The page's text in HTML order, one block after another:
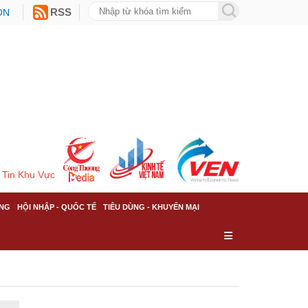
RSS
Tin Khu Vực
HỘI NHẬP - QUỐC TẾ TIÊU DÙNG - KHUYẾN MẠI